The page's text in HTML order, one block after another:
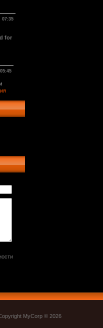
MyCorp © 2026